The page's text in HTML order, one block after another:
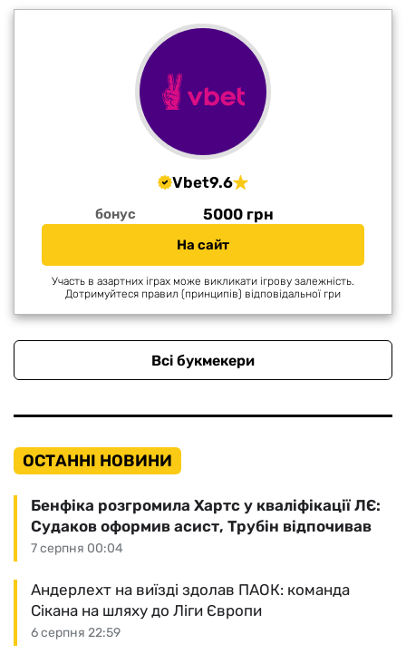
Vbet9.6
бонус 5000 грн
На сайт
Участь в азартних іграх може викликати ігрову залежність.
Дотримуйтеся правил (принципів) відповідальної гри
Всі букмекери
ОСТАННІ НОВИНИ
7 серпня 00:04
Бенфіка розгромила Хартс у кваліфікації ЛЄ:
Судаков оформив асист, Трубін відпочивав
6 серпня 22:59
Андерлехт на виїзді здолав ПАОК: команда
Сікана на шляху до Ліги Європи